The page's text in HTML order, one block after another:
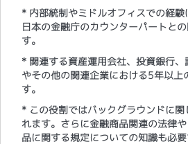
* 内部統制やミドルオフィスでの経験
日本の金融庁のカウンターパートと
す。
* 関連する資産運用会社、投資銀行
やその他の関連企業における5年以上
す。
* この役割ではバックグラウンドに
れます。さらに金融商品関連の法律
品に関する規定についての知識も必